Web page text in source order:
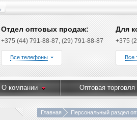
Отдел оптовых продаж:
+375 (44) 791-88-87, (29) 791-88-87
Все телефоны
Для
+375
Все
О компании Оптовая торговля
Главная Персональный раздел